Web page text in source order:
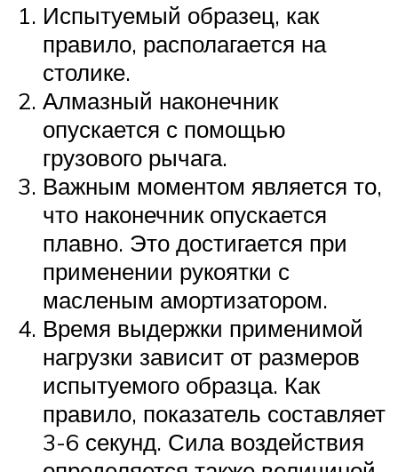
Испытуемый образец, как
правило, располагается на
столике.
Алмазный наконечник
опускается с помощью
грузового рычага.
Важным моментом является то,
что наконечник опускается
плавно. Это достигается при
применении рукоятки с
масленым амортизатором.
Время выдержки применимой
нагрузки зависит от размеров
испытуемого образца. Как
правило, показатель составляет
3-6 секунд. Сила воздействия